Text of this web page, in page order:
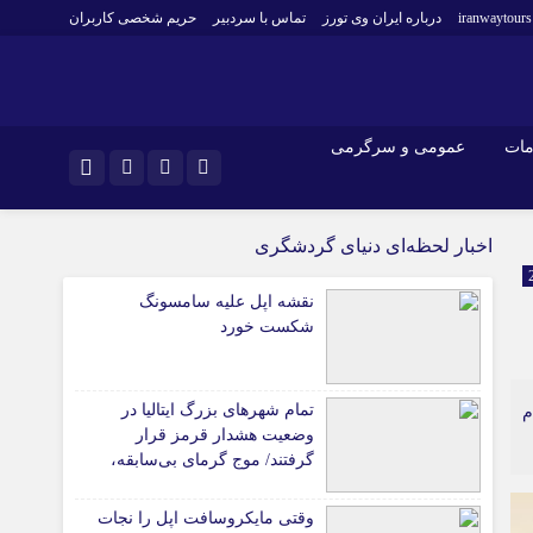
iranwaytours درباره ایران وی تورز تماس با سردبیر حریم شخصی کاربران
عمومی و سرگرمی
اینستاگرام
صنعت و تجارت و خدمات
اقتصاد گردشگری
اخبار لحظه‌ای دنیای گردشگری
نقشه اپل علیه سامسونگ
شکست خورد
تمام شهرهای بزرگ ایتالیا در
وضعیت هشدار قرمز قرار
گرفتند/ موج گرمای بی‌سابقه،
را تحت فشار قرار داد
وقتی مایکروسافت اپل را نجات